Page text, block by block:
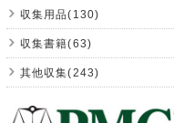
収集用品(130)
収集書籍(63)
其他収集(243)